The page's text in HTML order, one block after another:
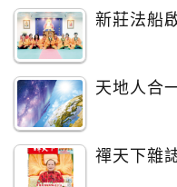
新莊法船
天地人合
禪天下雜